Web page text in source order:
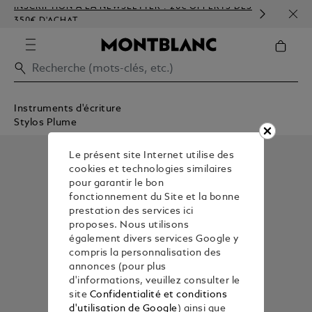
INSCRIPTION À LA NEWSLETTER : 20€ OFFERTS DÈS
350€ D'ACHAT
Instruments d'écriture
Stylos Plume
Le présent site Internet utilise des
cookies et technologies similaires
pour garantir le bon
fonctionnement du Site et la bonne
prestation des services ici
proposes. Nous utilisons
également divers services Google y
compris la personnalisation des
annonces (pour plus
d'informations, veuillez consulter le
site Confidentialité et conditions
d'utilisation de Google) ainsi que